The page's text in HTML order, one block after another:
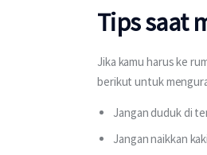
Tips saat
Jika kamu harus ke
berikut untuk
Jangan duduk di
Jangan naikkan